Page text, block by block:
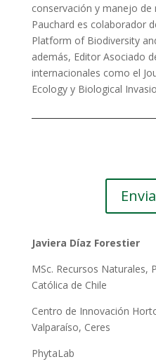
conservación y manejo de
Pauchard es colaborador
Platform of Biodiversity
además, Editor Asociado
internacionales como el
Ecology y Biological
Javiera Díaz Forestier
MSc. Recursos Naturales,
Católica de Chile
Centro de Innovación
Valparaíso, Ceres
PhytaLab